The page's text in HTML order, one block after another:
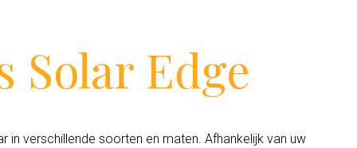
Solar Edge
in verschillende soorten en maten. Afhankelijk van uw